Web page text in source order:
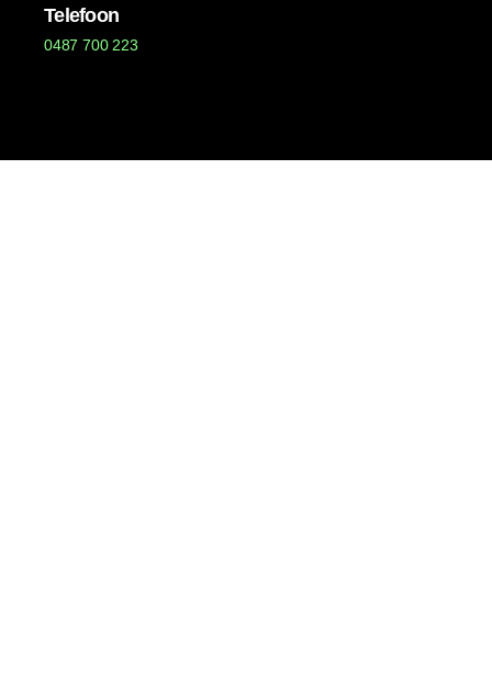
Telefoon
0487 700 223